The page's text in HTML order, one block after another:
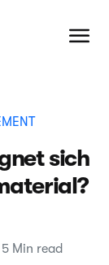
sich
Min read